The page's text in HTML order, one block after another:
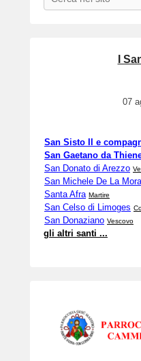
I
07
San Sisto II e
San Gaetano da
San Donato di Arezzo
San Michele De La
Santa Afra Martire
San Celso di Limoges
San Donaziano Vescovo
gli altri santi ...